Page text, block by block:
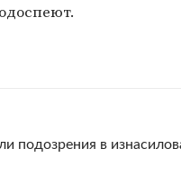
подозрения в